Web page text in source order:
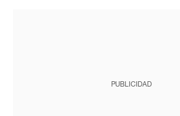
PUBLICIDAD